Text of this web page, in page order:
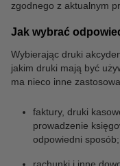
zgodnego z aktualnym
Jak wybrać
Wybierając druki
jakim druki mają być
ma nieco inne
faktury, druki
prowadzenie
odpowiedni sposób;